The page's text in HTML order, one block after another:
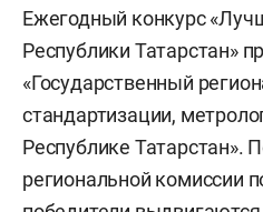
Ежегодный конкурс
Республики Татарстан»
«Государственный
стандартизации,
Республике Татарстан».
региональной комиссии